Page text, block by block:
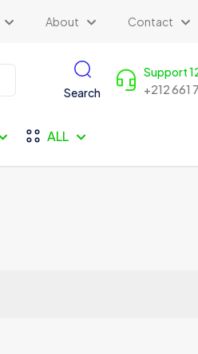
About Contact
Search
Support
+212 661
ALL